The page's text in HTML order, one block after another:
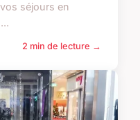
séjours en
2 min de lecture →